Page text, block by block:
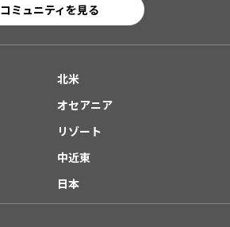
コミュニティを見る
北米
オセアニア
リゾート
中近東
日本